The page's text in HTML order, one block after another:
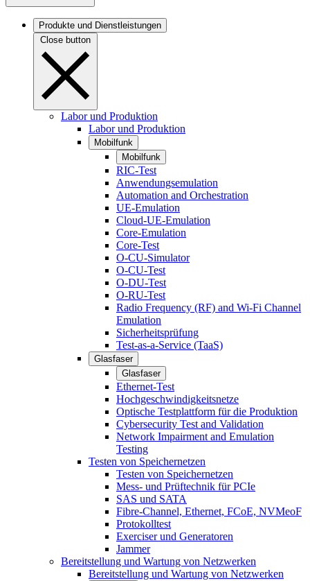
Produkte und Dienstleistungen
Close button
Labor und Produktion
Labor und Produktion
Mobilfunk
Mobilfunk
RIC-Test
Anwendungsemulation
Automation and Orchestration
UE-Emulation
Cloud-UE-Emulation
Core-Emulation
Core-Test
O-CU-Simulator
O-CU-Test
O-DU-Test
O-RU-Test
Radio Frequency (RF) and Wi-Fi Channel
Emulation
Sicherheitsprüfung
Test-as-a-Service (TaaS)
Glasfaser
Glasfaser
Ethernet-Test
Hochgeschwindigkeitsnetze
Optische Testplattform für die Produktion
Cybersecurity Test and Validation
Network Impairment and Emulation
Testing
Testen von Speichernetzen
Testen von Speichernetzen
Mess- und Prüftechnik für PCIe
SAS und SATA
Fibre-Channel, Ethernet, FCoE, NVMeoF
Protokolltest
Exerciser und Generatoren
Jammer
Bereitstellung und Wartung von Netzwerken
Bereitstellung und Wartung von Netzwerken